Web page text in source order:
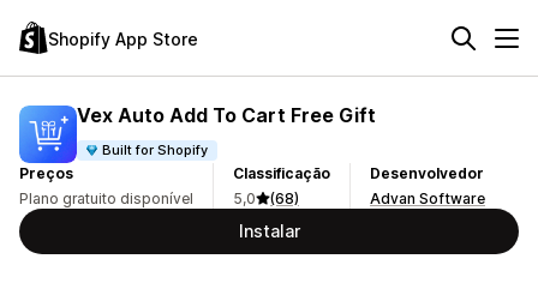
Shopify App Store
Vex Auto Add To Cart Free Gift
Built for Shopify
Preços
Plano gratuito disponível
Classificação
5,0
(68)
Desenvolvedor
Advan Software
Instalar